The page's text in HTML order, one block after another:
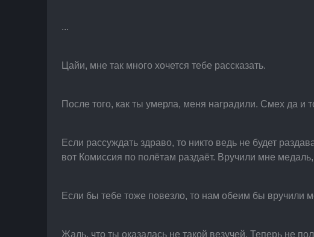
...
Цайи, мне так много хочется тебе рассказать.
После того, как ты умерла, меня наградили. Смех да и
Если рассуждать здраво, то никто ведь не будет
вот Комиссия по полётам раздаёт. Вручили мне
Если бы тебе тоже повезло, то нам обеим бы вручили
Жаль, что ты оказалась не такой везучей. Теперь не